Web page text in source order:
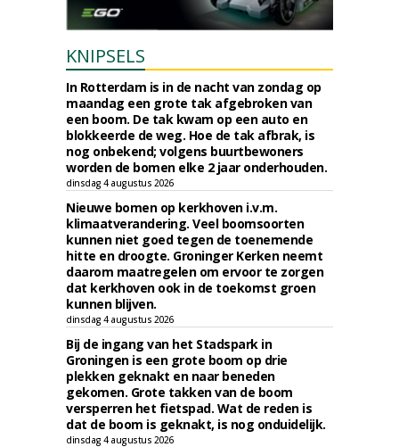
KNIPSELS
In Rotterdam is in de nacht van zondag op
maandag een grote tak afgebroken van
een boom. De tak kwam op een auto en
blokkeerde de weg. Hoe de tak afbrak, is
nog onbekend; volgens buurtbewoners
worden de bomen elke 2 jaar onderhouden.
dinsdag 4 augustus 2026
Nieuwe bomen op kerkhoven i.v.m.
klimaatverandering. Veel boomsoorten
kunnen niet goed tegen de toenemende
hitte en droogte. Groninger Kerken neemt
daarom maatregelen om ervoor te zorgen
dat kerkhoven ook in de toekomst groen
kunnen blijven.
dinsdag 4 augustus 2026
Bij de ingang van het Stadspark in
Groningen is een grote boom op drie
plekken geknakt en naar beneden
gekomen. Grote takken van de boom
versperren het fietspad. Wat de reden is
dat de boom is geknakt, is nog onduidelijk.
dinsdag 4 augustus 2026